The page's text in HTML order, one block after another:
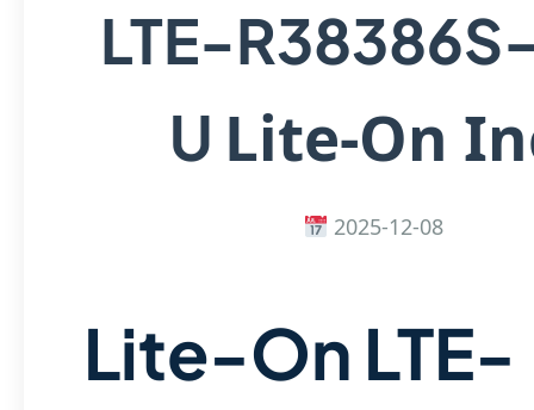
LTE-
U Lite-On
2025-12-08
Lite-On LTE-